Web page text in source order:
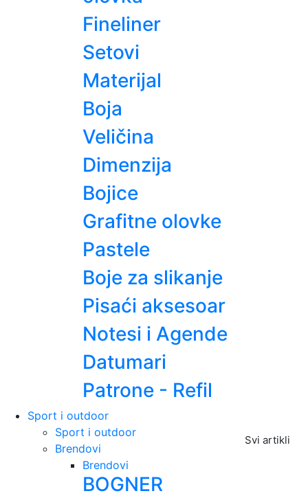
Fineliner
Setovi
Materijal
Boja
Veličina
Dimenzija
Bojice
Grafitne olovke
Pastele
Boje za slikanje
Pisaći aksesoar
Notesi i Agende
Datumari
Patrone - Refil
Sport i outdoor
Svi artikli
Sport i outdoor
Brendovi
Brendovi
BOGNER